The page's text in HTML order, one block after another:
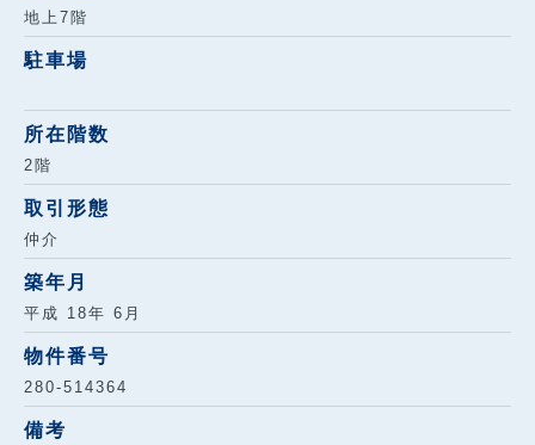
地上7階
駐車場
所在階数
2階
取引形態
仲介
築年月
平成 18年 6月
物件番号
280-514364
備考